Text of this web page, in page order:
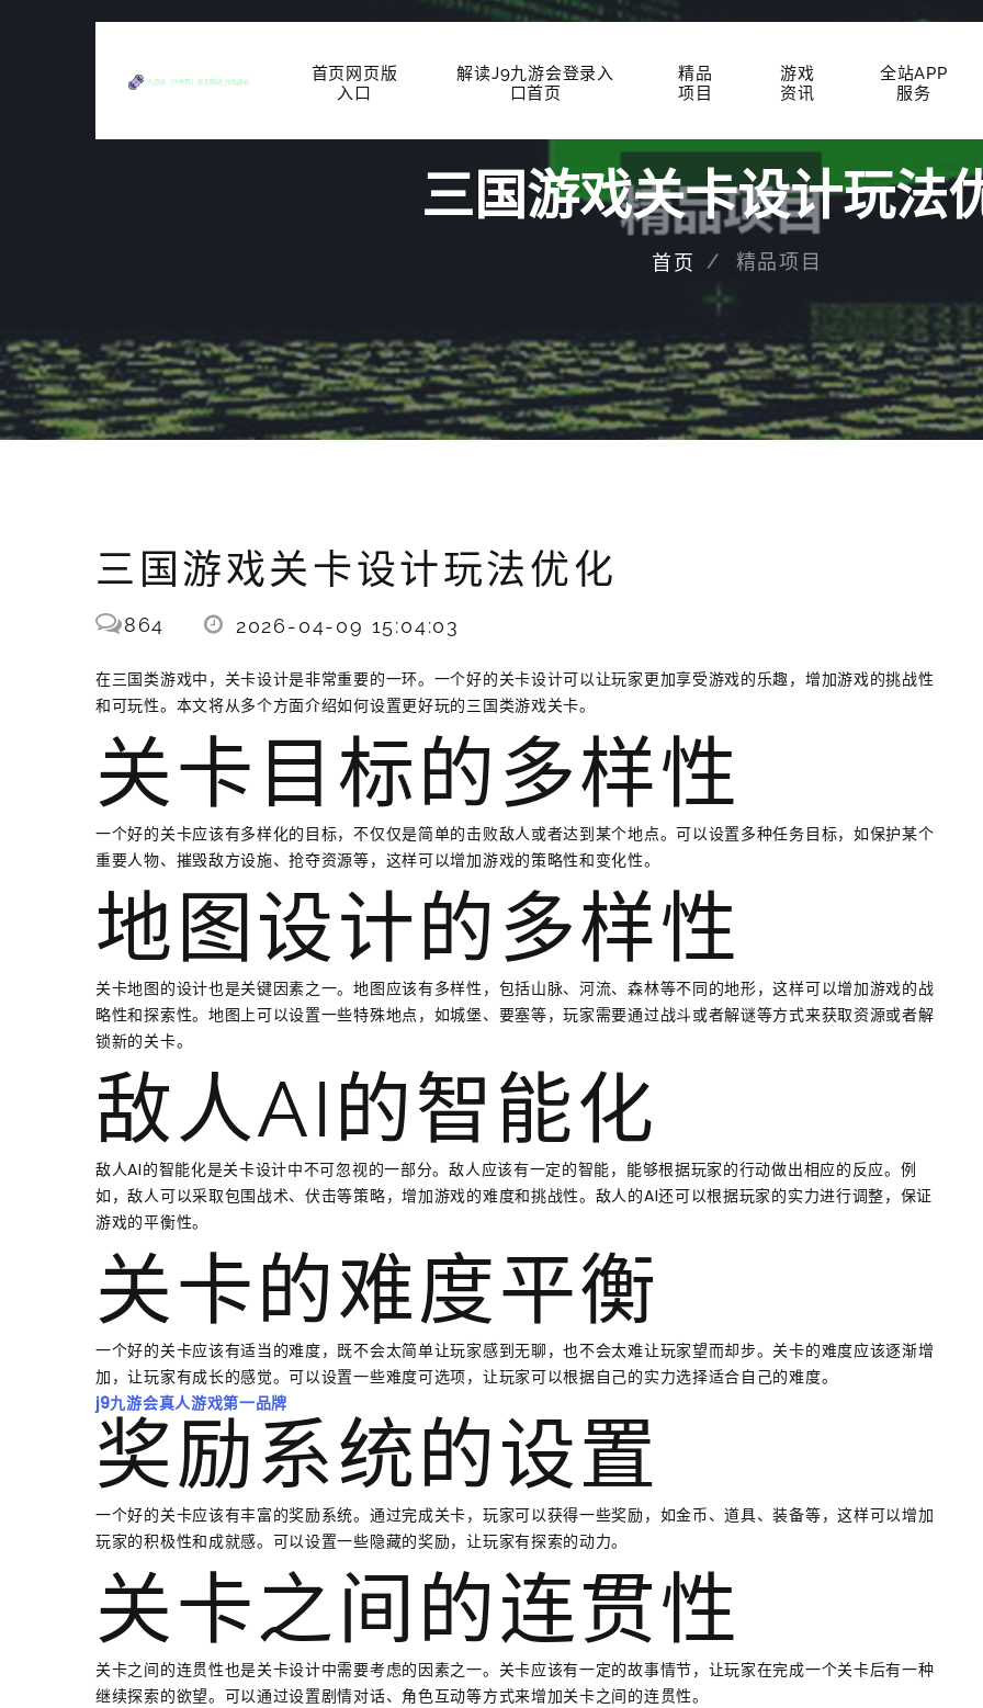
首页网页版
入口
解读J9九游会登录入
口首页
精品
项目
游戏
资讯
全站APP
服务
三国游戏关卡设计玩法
首页 精品项目
三国游戏关卡设计玩法优化
864 2026-04-09 15:04:03
在三国类游戏中，关卡设计是非常重要的一环。一个好的关卡设计可以让玩家更加享受游戏的乐趣，增加游戏的挑战性
和可玩性。本文将从多个方面介绍如何设置更好玩的三国类游戏关卡。
关卡目标的多样性
一个好的关卡应该有多样化的目标，不仅仅是简单的击败敌人或者达到某个地点。可以设置多种任务目标，如保护某个
重要人物、摧毁敌方设施、抢夺资源等，这样可以增加游戏的策略性和变化性。
地图设计的多样性
关卡地图的设计也是关键因素之一。地图应该有多样性，包括山脉、河流、森林等不同的地形，这样可以增加游戏的战
略性和探索性。地图上可以设置一些特殊地点，如城堡、要塞等，玩家需要通过战斗或者解谜等方式来获取资源或者解
锁新的关卡。
敌人AI的智能化
敌人AI的智能化是关卡设计中不可忽视的一部分。敌人应该有一定的智能，能够根据玩家的行动做出相应的反应。例
如，敌人可以采取包围战术、伏击等策略，增加游戏的难度和挑战性。敌人的AI还可以根据玩家的实力进行调整，保证
游戏的平衡性。
关卡的难度平衡
一个好的关卡应该有适当的难度，既不会太简单让玩家感到无聊，也不会太难让玩家望而却步。关卡的难度应该逐渐增
加，让玩家有成长的感觉。可以设置一些难度可选项，让玩家可以根据自己的实力选择适合自己的难度。
j9九游会真人游戏第一品牌
奖励系统的设置
一个好的关卡应该有丰富的奖励系统。通过完成关卡，玩家可以获得一些奖励，如金币、道具、装备等，这样可以增加
玩家的积极性和成就感。可以设置一些隐藏的奖励，让玩家有探索的动力。
关卡之间的连贯性
关卡之间的连贯性也是关卡设计中需要考虑的因素之一。关卡应该有一定的故事情节，让玩家在完成一个关卡后有一种
继续探索的欲望。可以通过设置剧情对话、角色互动等方式来增加关卡之间的连贯性。